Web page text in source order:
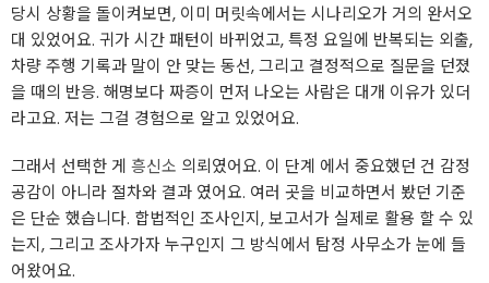
당시 상황을 돌이켜보면, 이미 머릿속에서는 시나리오가 거의 완서오
대 있었어요. 귀가 시간 패턴이 바뀌었고, 특정 요일에 반복되는 외출,
차량 주행 기록과 말이 안 맞는 동선, 그리고 결정적으로 질문을 던졌
을 때의 반응. 해명보다 짜증이 먼저 나오는 사람은 대개 이유가 있더
라고요. 저는 그걸 경험으로 알고 있었어요.
그래서 선택한 게 흥신소 의뢰였어요. 이 단계 에서 중요했던 건 감정
공감이 아니라 절차와 결과 였어요. 여러 곳을 비교하면서 봤던 기준
은 단순 했습니다. 합법적인 조사인지, 보고서가 실제로 활용 할 수 있
는지, 그리고 조사가자 누구인지 그 방식에서 탐정 사무소가 눈에 들
어왔어요.